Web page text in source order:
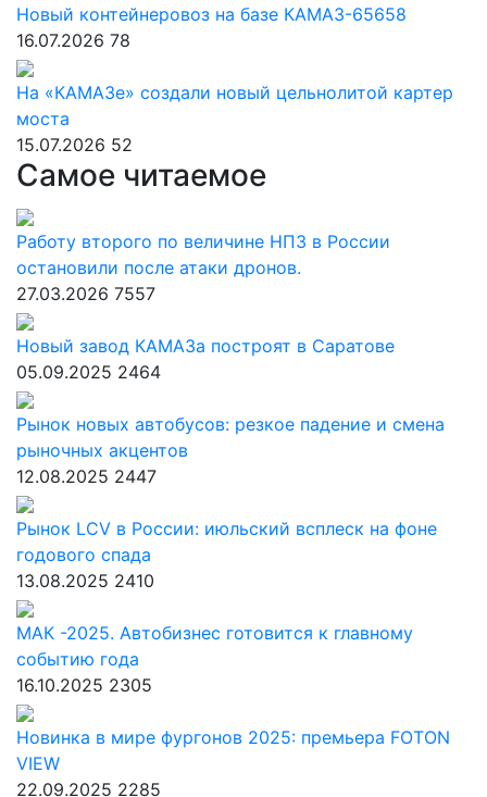
Новый контейнеровоз на базе КАМАЗ-65658
16.07.2026 78
На «КАМАЗе» создали новый цельнолитой картер
моста
15.07.2026 52
Самое читаемое
Работу второго по величине НПЗ в России
остановили после атаки дронов.
27.03.2026 7557
Новый завод КАМАЗа построят в Саратове
05.09.2025 2464
Рынок новых автобусов: резкое падение и смена
рыночных акцентов
12.08.2025 2447
Рынок LCV в России: июльский всплеск на фоне
годового спада
13.08.2025 2410
МАК -2025. Автобизнес готовится к главному
событию года
16.10.2025 2305
Новинка в мире фургонов 2025: премьера FOTON
VIEW
22.09.2025 2285